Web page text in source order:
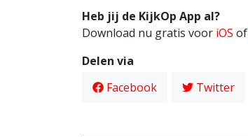
Heb jij de KijkOp App al?
Download nu gratis voor iOS of
Delen via
Facebook
Twitter